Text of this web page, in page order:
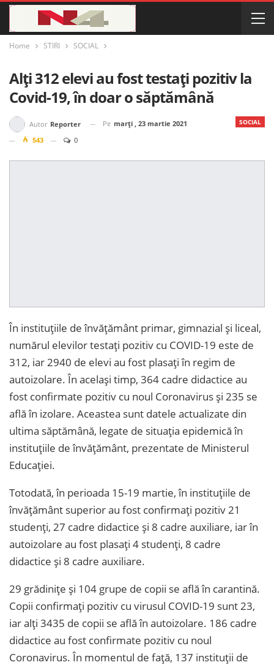
Home STIRI SOCIAL
Alți 312 elevi au fost testați pozitiv la
Covid-19, în doar o săptămână
SOCIAL
Autor Reporter Pe marți , 23 martie 2021
543
0
În instituțiile de învățământ primar, gimnazial și liceal,
numărul elevilor testați pozitiv cu COVID-19 este de
312, iar 2940 de elevi au fost plasați în regim de
autoizolare. În același timp, 364 cadre didactice au
fost confirmate pozitiv cu noul Coronavirus și 235 se
află în izolare. Aceastea sunt datele actualizate din
ultima săptămână, legate de situația epidemică în
instituțiile de învățământ, prezentate de Ministerul
Educației.
Totodată, în perioada 15-19 martie, în instituţiile de
învăţământ superior au fost confirmați pozitiv 21
studenți, 27 cadre didactice și 8 cadre auxiliare, iar în
autoizolare au fost plasați 4 studenți, 8 cadre
didactice și 8 cadre auxiliare.
29 grădinițe și 104 grupe de copii se află în carantină.
Copii confirmați pozitiv cu virusul COVID-19 sunt 23,
iar alți 3435 de copii se află în autoizolare. 186 cadre
didactice au fost confirmate pozitiv cu noul
Coronavirus. În momentul de față, 137 instituții de